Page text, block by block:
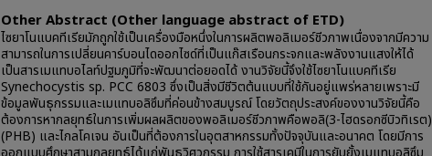
Other Abstract (Other language abstract of ETD)
ไซยาโนแบคทีเรียมักถูกใช้เป็นเครื่องมือหนึ่งในการผลิตพอลิเมอร์ชีวภาพเนื่องจากมีความ
สามารถในการเปลี่ยนคาร์บอนไดออกไซด์ที่เป็นแก๊สเรือนกระจกและพลังงานแสงให้ได้
เป็นสารเมแทบอไลท์ปฐมภูมิที่จะพัฒนาต่อยอดได้ งานวิจัยนี้จึงใช้ไซยาโนแบคทีเรีย
Synechocystis sp. PCC 6803 ซึ่งเป็นสิ่งมีชีวิตต้นแบบที่ใช้กันอยู่แพร่หลายเพราะมี
ข้อมูลพันธุกรรมและเมแทบอลิซึมที่ค่อนข้างสมบูรณ์ โดยวัตถุประสงค์ของงานวิจัยนี้คือ
ต้องการหากลยุทธ์ในการเพิ่มผลผลิตของพอลิเมอร์ชีวภาพคือพอลิ(3-ไฮดรอกซีบิวทิเรต)
(PHB) และไกลโคเจน อันเป็นที่ต้องการในอุตสาหกรรมทั้งปัจจุบันและอนาคต โดยมีการ